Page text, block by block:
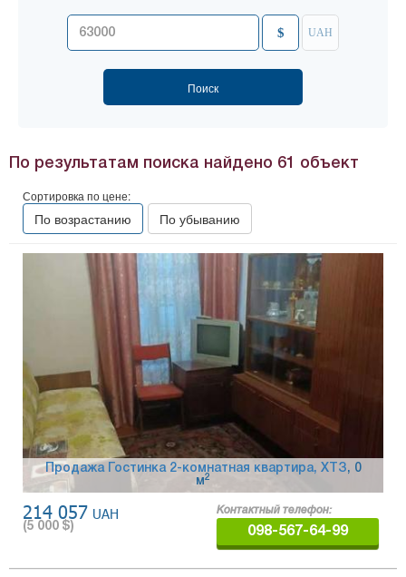
$ UAH
По результатам поиска найдено 61 объект
Сортировка по цене:
По возрастанию По убыванию
Продажа Гостинка 2-комнатная квартира, ХТЗ, 0
м 2
214 057 UAH
(5 000 $)
Контактный телефон:
098-567-64-99